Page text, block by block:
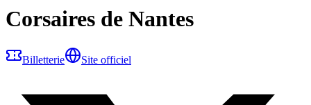
Corsaires de Nantes
Billetterie Site officiel